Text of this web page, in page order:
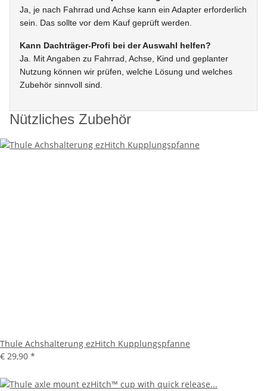
Ja, je nach Fahrrad und Achse kann ein Adapter erforderlich
sein. Das sollte vor dem Kauf geprüft werden.
Kann Dachträger-Profi bei der Auswahl helfen?
Ja. Mit Angaben zu Fahrrad, Achse, Kind und geplanter
Nutzung können wir prüfen, welche Lösung und welches
Zubehör sinnvoll sind.
Nützliches Zubehör
Thule Achshalterung ezHitch Kupplungspfanne
€ 29,90 *